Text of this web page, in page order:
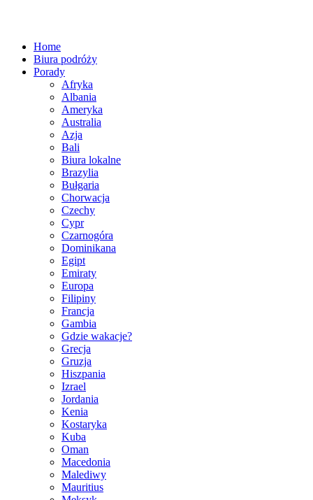
Home
Biura podróży
Porady
Afryka
Albania
Ameryka
Australia
Azja
Bali
Biura lokalne
Brazylia
Bułgaria
Chorwacja
Czechy
Cypr
Czarnogóra
Dominikana
Egipt
Emiraty
Europa
Filipiny
Francja
Gambia
Gdzie wakacje?
Grecja
Gruzja
Hiszpania
Izrael
Jordania
Kenia
Kostaryka
Kuba
Oman
Macedonia
Malediwy
Mauritius